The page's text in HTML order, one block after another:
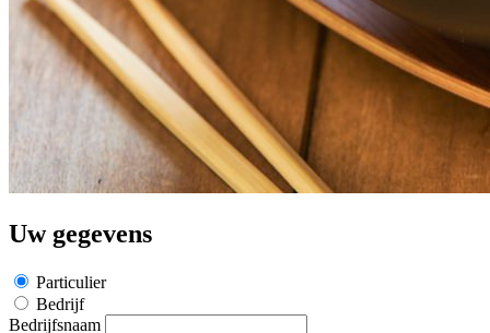
Uw gegevens
Particulier
Bedrijf
Bedrijfsnaam